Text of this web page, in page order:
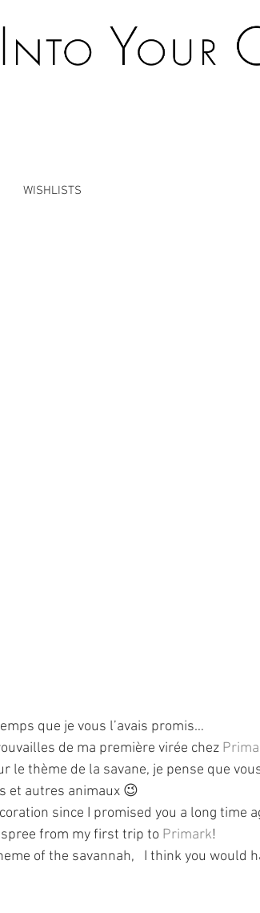
WISHLISTS
que je vous l’avais promis…
de ma première virée chez
le thème de la savane, je pense que
et autres animaux 😉
since I promised you a long time
from my first trip to Primark!
of the savannah,   I think you would